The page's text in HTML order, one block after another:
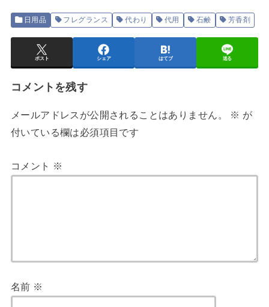
日用品 フレグランス 代わり 代用 石鹸 芳香剤
ポスト シェア はてブ 送る
コメントを残す
メールアドレスが公開されることはありません。 ※ が
付いている欄は必須項目です
コメント ※
名前 ※